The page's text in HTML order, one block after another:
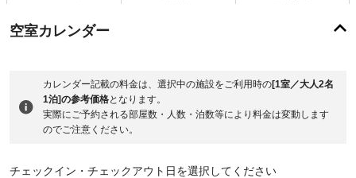
空室カレンダー
カレンダー記載の料金は、選択中の施設をご利用時の[1室／大人2名
1泊]の参考価格となります。
実際にご予約される部屋数・人数・泊数等により料金は変動します
のでご注意ください。
チェックイン・チェックアウト日を選択してください